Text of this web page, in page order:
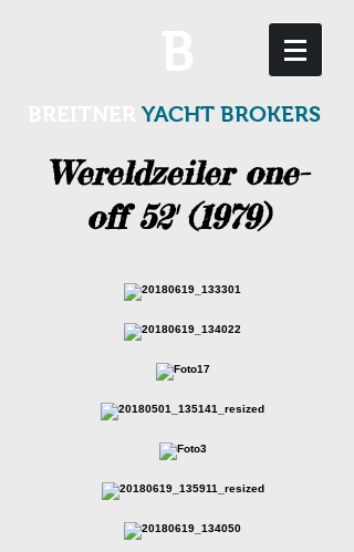
YACHT BROKERS
Wereldzeiler one-
off 52' (1979)